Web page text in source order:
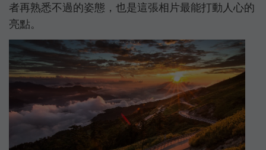
者再熟悉不過的姿態，也是這張相片最能打動人心的
亮點。